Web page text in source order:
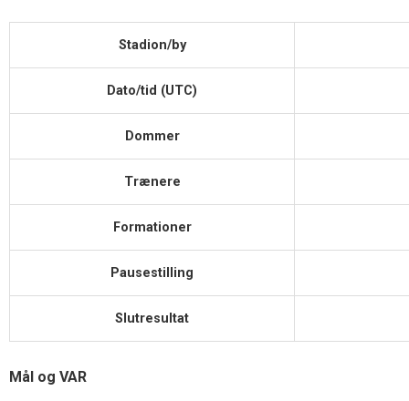
Stadion/by
Dato/tid (UTC)
Dommer
Trænere
Formationer
Pausestilling
Slutresultat
Mål og VAR